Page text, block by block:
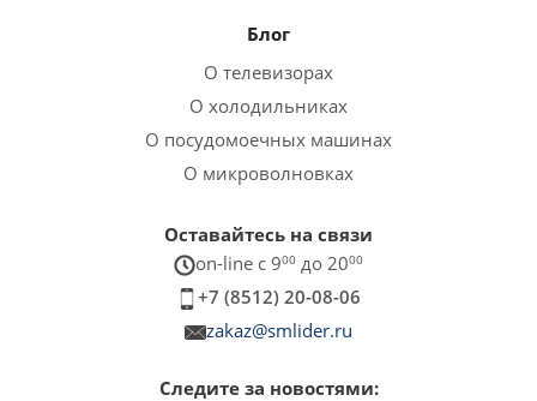
Блог
О телевизорах
О холодильниках
О посудомоечных машинах
О микроволновках
Оставайтесь на связи
on-line c 900 до 2000
+7 (8512) 20-08-06
zakaz@smlider.ru
Следите за новостями: